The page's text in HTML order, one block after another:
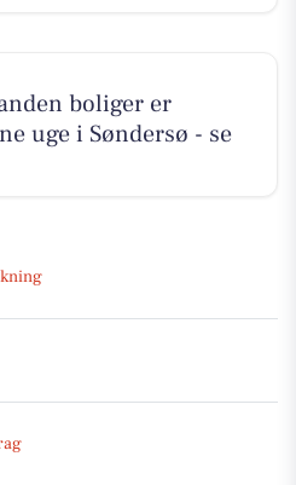
boliger er
uge i Søndersø - se